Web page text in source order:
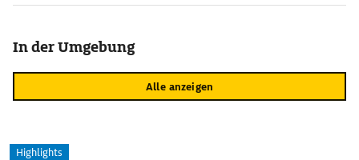
In der Umgebung
Alle anzeigen
Highlights